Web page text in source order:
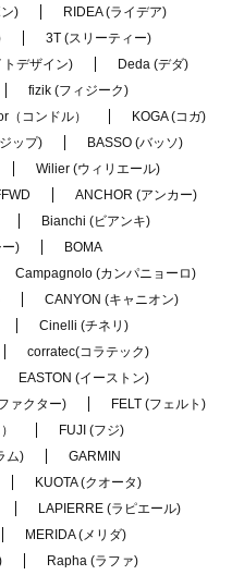
)
RIDEA (ライデア)
3T (スリーティー)
デザイン)
Deda (デダ)
fizik (フィジーク)
（コンドル）
KOGA (コガ)
ップ)
BASSO (バッソ)
Wilier (ウィリエール)
ANCHOR (アンカー)
Bianchi (ビアンキ)
)
BOMA
Campagnolo (カンパニョーロ)
CANYON (キャニオン)
Cinelli (チネリ)
corratec(コラテック)
EASTON (イーストン)
ァクター)
FELT (フェルト)
FUJI (フジ)
ム)
GARMIN
KUOTA (クオータ)
LAPIERRE (ラピエール)
MERIDA (メリダ)
Rapha (ラファ)